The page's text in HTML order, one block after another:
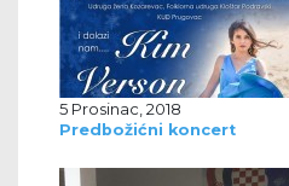
5 Prosinac, 2018
Predbožićni koncert